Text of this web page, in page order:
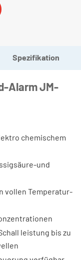
Spezifikation
Alarm JM-
chemischem
und
vollen Temperatur-
leistung bis zu